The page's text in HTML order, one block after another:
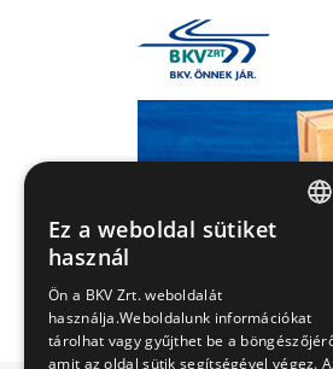
Ez a weboldal sütiket
használ
Ön a BKV Zrt. weboldalát
használja.Weboldalunk információkat
tárolhat vagy gyűjthet be a
amit az oldal sütik segítségével végez.